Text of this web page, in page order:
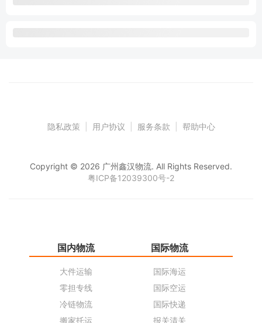
隐私政策 用户协议 服务条款 帮助中心
Copyright © 2026 广州鑫汉物流. All Rights Reserved.
粤ICP备12039300号-2
国内物流
大件运输
零担专线
冷链物流
搬家托运
国际物流
国际海运
国际空运
国际快递
报关清关